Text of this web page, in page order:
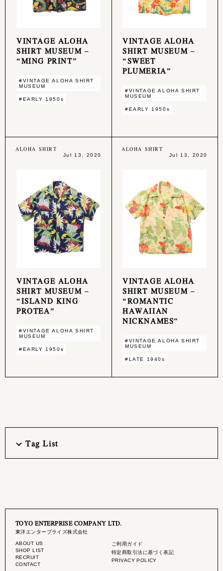
VINTAGE ALOHA
SHIRT MUSEUM –
“MING PRINT”
#VINTAGE ALOHA SHIRT
MUSEUM
#EARLY 1950s
VINTAGE ALOHA
SHIRT MUSEUM –
“SWEET
PLUMERIA”
#VINTAGE ALOHA SHIRT
MUSEUM
#EARLY 1950s
ALOHA SHIRT
Jul 13, 2020
VINTAGE ALOHA
SHIRT MUSEUM –
“ISLAND KING
PROTEA”
#VINTAGE ALOHA SHIRT
MUSEUM
#EARLY 1950s
ALOHA SHIRT
Jul 13, 2020
VINTAGE ALOHA
SHIRT MUSEUM –
“ROMANTIC
HAWAIIAN
NICKNAMES”
#VINTAGE ALOHA SHIRT
MUSEUM
#LATE 1940s
Tag List
TOYO ENTERPRISE COMPANY LTD.
東洋エンタープライズ株式会社
ABOUT US
SHOP LIST
RECRUIT
CONTACT
ご利用ガイド
特定商取引法に基づく表記
PRIVACY POLICY